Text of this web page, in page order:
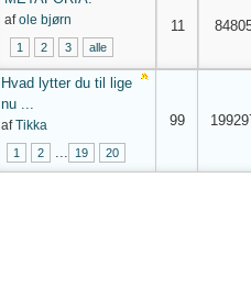
afole bjørn
1 2 3 alle
11
Hvad lytter du til lige
nu ...
afTikka
1 2 ... 19 20
99